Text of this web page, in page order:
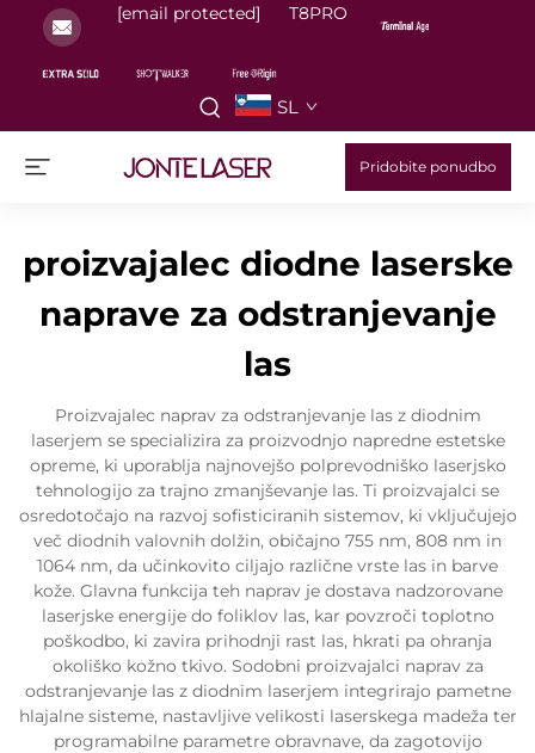
[email protected] T8PRO
SL
Pridobite ponudbo
proizvajalec diodne laserske
naprave za odstranjevanje
las
Proizvajalec naprav za odstranjevanje las z diodnim
laserjem se specializira za proizvodnjo napredne estetske
opreme, ki uporablja najnovejšo polprevodniško laserjsko
tehnologijo za trajno zmanjševanje las. Ti proizvajalci se
osredotočajo na razvoj sofisticiranih sistemov, ki vključujejo
več diodnih valovnih dolžin, običajno 755 nm, 808 nm in
1064 nm, da učinkovito ciljajo različne vrste las in barve
kože. Glavna funkcija teh naprav je dostava nadzorovane
laserjske energije do foliklov las, kar povzroči toplotno
poškodbo, ki zavira prihodnji rast las, hkrati pa ohranja
okoliško kožno tkivo. Sodobni proizvajalci naprav za
odstranjevanje las z diodnim laserjem integrirajo pametne
hlajalne sisteme, nastavljive velikosti laserskega madeža ter
programabilne parametre obravnave, da zagotovijo